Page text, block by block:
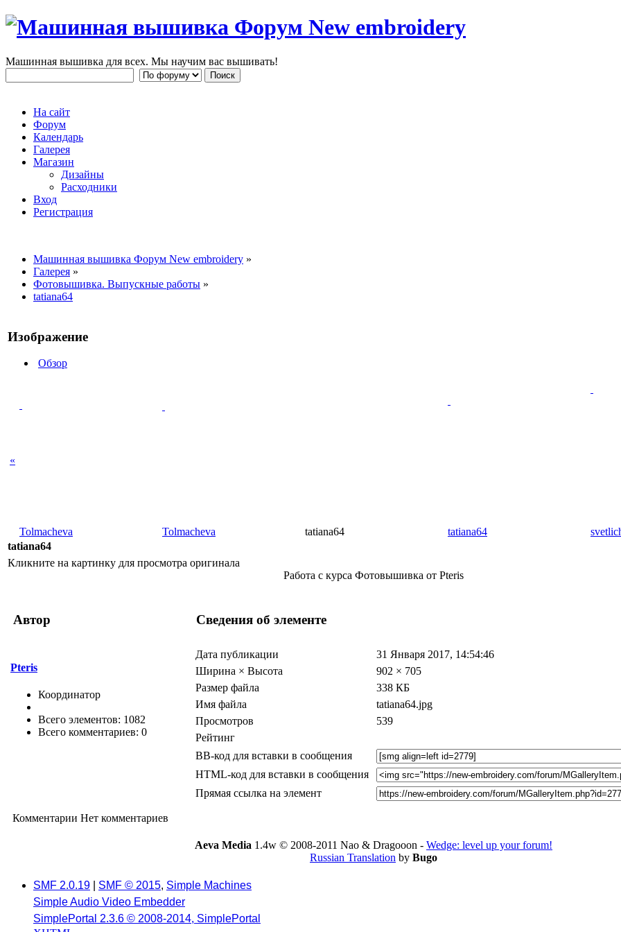
Машинная вышивка для всех. Мы научим вас вышивать!
На сайт
Форум
Календарь
Галерея
Магазин
Дизайны
Расходники
Вход
Регистрация
Машинная вышивка Форум New embroidery »
Галерея »
Фотовышивка. Выпускные работы »
tatiana64
Изображение
Обзор
«
Tolmacheva Tolmacheva tatiana64 tatiana64
tatiana64
Кликните на картинку для просмотра оригинала
Работа с курса Фотовышивка от Pteris
Автор Сведения об элементе
Pteris
Координатор
Всего элементов: 1082
Всего комментариев: 0
Дата публикации
31 Января 2017, 14:54:46
Ширина × Высота
902 × 705
Размер файла
338 КБ
Имя файла
tatiana64.jpg
Просмотров
539
Рейтинг
BB-код для вставки в сообщения
HTML-код для вставки в сообщения
Прямая ссылка на элемент
Комментарии Нет комментариев
Aeva Media 1.4w © 2008-2011 Nao & Dragooon - Wedge: level up your forum!
Russian Translation by Bugo
SMF 2.0.19 SMF © 2015, Simple Machines
Simple Audio Video Embedder
SimplePortal 2.3.6 © 2008-2014, SimplePortal